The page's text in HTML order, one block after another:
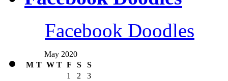
Facebook Doodles
May 2020
M T W T F S
S
1
2
3